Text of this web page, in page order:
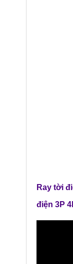
Ray tời
điện 3P